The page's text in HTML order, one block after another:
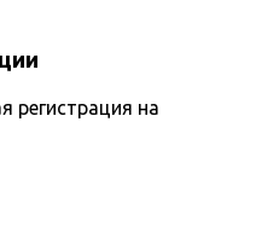
регистрация на